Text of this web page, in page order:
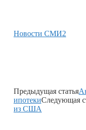
Новости СМИ2
Предыдущая статья
ипотекиСледующая
из США